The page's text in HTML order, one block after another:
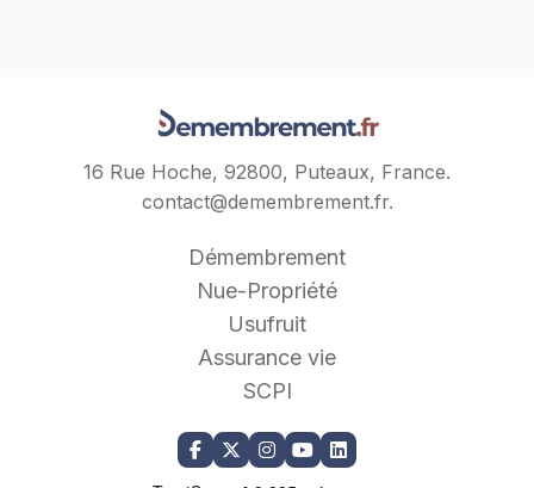
16 Rue Hoche, 92800, Puteaux, France.
contact@demembrement.fr.
Démembrement
Nue-Propriété
Usufruit
Assurance vie
SCPI